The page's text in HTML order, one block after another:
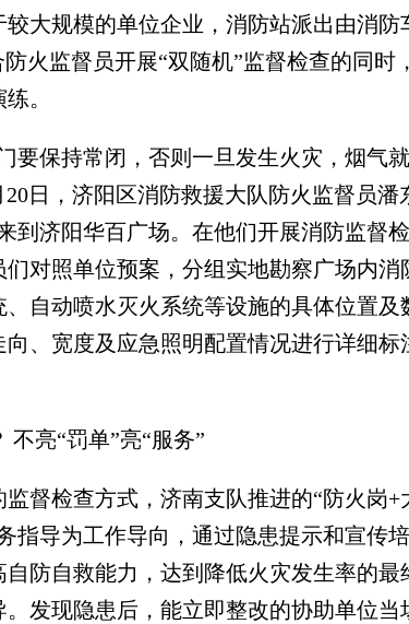
大规模的单位企业，消防站派出由消防
防火监督员开展“双随机”监督检查的同时
。
保持常闭，否则一旦发生火灾，烟气
日，济阳区消防救援大队防火监督员潘
到济阳华百广场。在他们开展消防监督
们对照单位预案，分组实地勘察广场内
、自动喷水灭火系统等设施的具体位置及
向、宽度及应急照明配置情况进行详细标
亮“罚单”亮“服务”
检查方式，济南支队推进的“防火岗+
指导为工作导向，通过隐患提示和宣传
自防自救能力，达到降低火灾发生率的最
发现隐患后，能立即整改的协助单位当